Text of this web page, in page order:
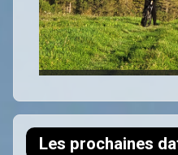
Les prochaines